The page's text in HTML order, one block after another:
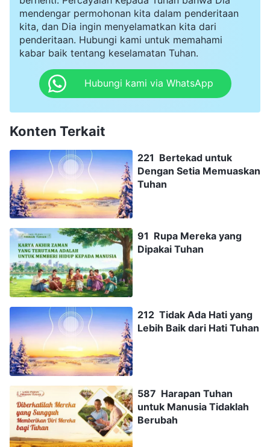
mendengar permohonan kita dalam penderitaan
kita, dan Dia ingin menyelamatkan kita dari
penderitaan. Hubungi kami untuk memahami
kabar baik tentang keselamatan Tuhan.
Hubungi kami via WhatsApp
Konten Terkait
221 Bertekad untuk
Dengan Setia Memuaskan
Tuhan
91 Rupa Mereka yang
Dipakai Tuhan
212 Tidak Ada Hati yang
Lebih Baik dari Hati Tuhan
587 Harapan Tuhan
untuk Manusia Tidaklah
Berubah